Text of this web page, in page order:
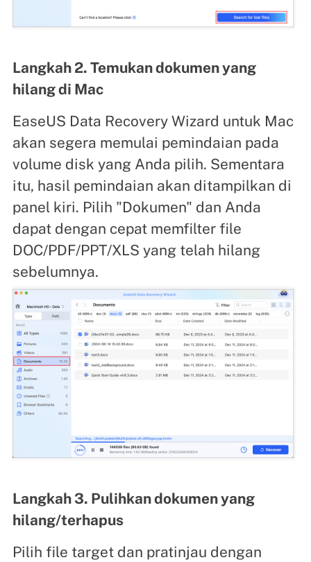
Langkah 2. Temukan dokumen yang
hilang di Mac
EaseUS Data Recovery Wizard untuk Mac
akan segera memulai pemindaian pada
volume disk yang Anda pilih. Sementara
itu, hasil pemindaian akan ditampilkan di
panel kiri. Pilih "Dokumen" dan Anda
dapat dengan cepat memfilter file
DOC/PDF/PPT/XLS yang telah hilang
sebelumnya.
Langkah 3. Pulihkan dokumen yang
hilang/terhapus
Pilih file target dan pratinjau dengan